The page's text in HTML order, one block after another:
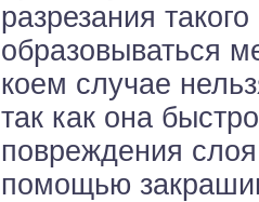
разрезания
образовываться
коем случае
так как она
повреждения
помощью